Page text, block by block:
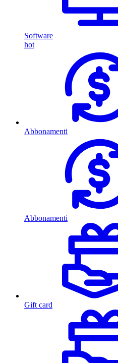
Software
hot
Abbonamenti
Abbonamenti
Gift card